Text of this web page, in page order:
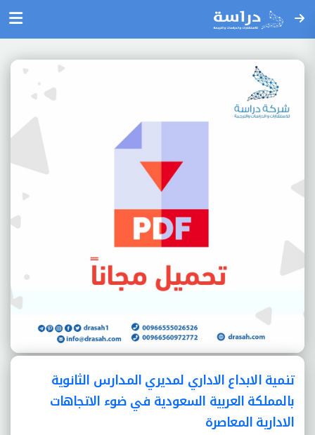
تنمية الابداع الاداري لمديري المدارس الثانوية
بالمملکة العربية السعودية في ضوء الاتجاهات
الادارية المعاصرة